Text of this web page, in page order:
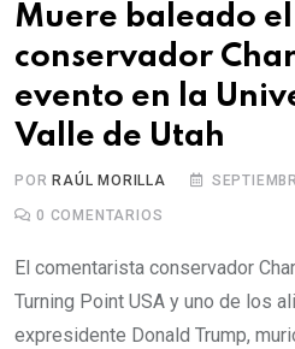
Muere baleado
conservador
evento en la
Valle de Utah
POR RAÚL MORILLA
0 COMENTARIOS
El comentarista conservador
Turning Point USA y uno de los
expresidente Donald Trump,